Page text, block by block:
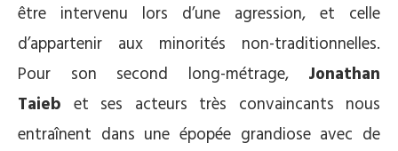
être intervenu lors d’une agression, et celle
d’appartenir aux minorités non-traditionnelles.
Pour son second long-métrage, Jonathan
Taieb et ses acteurs très convaincants nous
entraînent dans une épopée grandiose avec de